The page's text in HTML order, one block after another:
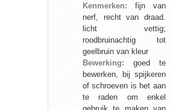
Kenmerken: fijn van
nerf, recht van draad.
licht vettig;
roodbruinachtig tot
geelbruin van kleur
Bewerking: goed te
bewerken, bij spijkeren
of schroeven is het aan
te raden om enkel